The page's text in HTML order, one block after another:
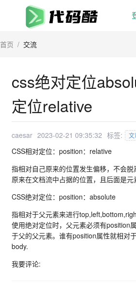
首页 / 交流
css绝对定位
定位relative
caesar 2023-02-21 09:35:32 标签: 文
CSS相对定位：position：relative
指相对自己原来的位置发生偏移，不会
原来在文档流中占据的位置，且后面是元
CSS绝对定位：position：absolute
指相对于父元素来进行
使用绝对定位时，父元素必须有position
于父的父元素。谁有position属性就相对
body.
我要评论: